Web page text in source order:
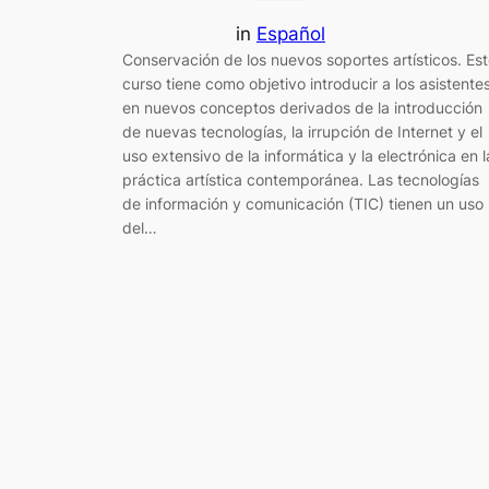
in Español
Conservación de los nuevos soportes artísticos.
curso tiene como objetivo introducir a los
en nuevos conceptos derivados de la introducción
de nuevas tecnologías, la irrupción de Internet y el
uso extensivo de la informática y la electrónica en
práctica artística contemporánea. Las tecnologías
de información y comunicación (TIC) tienen un uso
del…